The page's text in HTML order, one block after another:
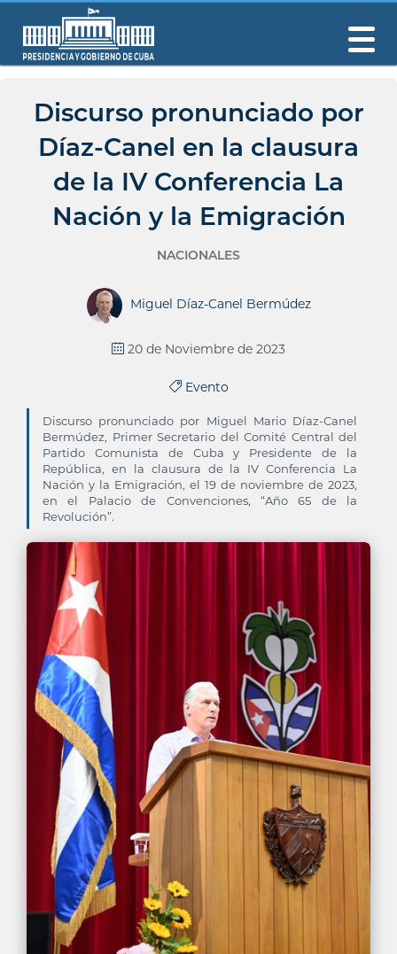
Discurso pronunciado por
Díaz-Canel en la clausura
de la IV Conferencia La
Nación y la Emigración
NACIONALES
Miguel Díaz-Canel Bermúdez
20 de Noviembre de 2023
Evento
Discurso pronunciado por Miguel Mario Díaz-Canel
Bermúdez, Primer Secretario del Comité Central del
Partido Comunista de Cuba y Presidente de la
República, en la clausura de la IV Conferencia La
Nación y la Emigración, el 19 de noviembre de 2023,
en el Palacio de Convenciones, “Año 65 de la
Revolución”.